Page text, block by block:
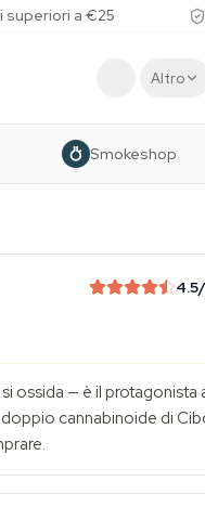
superiori a €25
Altro
Smokeshop
4.5
ossida — è il protagonista
cannabinoide di